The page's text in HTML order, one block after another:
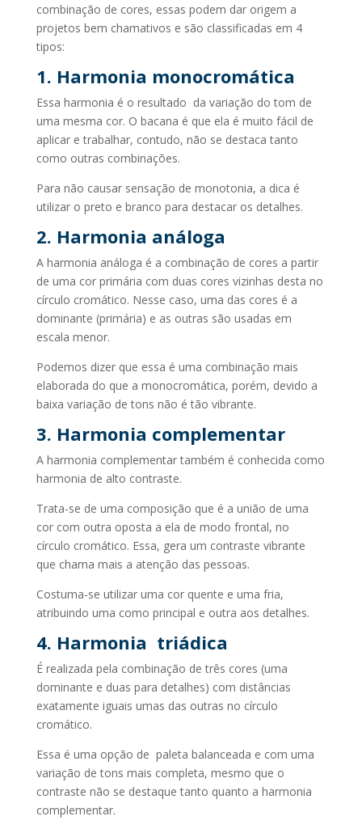
combinação de cores, essas podem dar origem a
projetos bem chamativos e são classificadas em 4
tipos:
1. Harmonia monocromática
Essa harmonia é o resultado da variação do tom de
uma mesma cor. O bacana é que ela é muito fácil de
aplicar e trabalhar, contudo, não se destaca tanto
como outras combinações.
Para não causar sensação de monotonia, a dica é
utilizar o preto e branco para destacar os detalhes.
2. Harmonia análoga
A harmonia análoga é a combinação de cores a partir
de uma cor primária com duas cores vizinhas desta no
círculo cromático. Nesse caso, uma das cores é a
dominante (primária) e as outras são usadas em
escala menor.
Podemos dizer que essa é uma combinação mais
elaborada do que a monocromática, porém, devido a
baixa variação de tons não é tão vibrante.
3. Harmonia complementar
A harmonia complementar também é conhecida como
harmonia de alto contraste.
Trata-se de uma composição que é a união de uma
cor com outra oposta a ela de modo frontal, no
círculo cromático. Essa, gera um contraste vibrante
que chama mais a atenção das pessoas.
Costuma-se utilizar uma cor quente e uma fria,
atribuindo uma como principal e outra aos detalhes.
4. Harmonia triádica
É realizada pela combinação de três cores (uma
dominante e duas para detalhes) com distâncias
exatamente iguais umas das outras no círculo
cromático.
Essa é uma opção de paleta balanceada e com uma
variação de tons mais completa, mesmo que o
contraste não se destaque tanto quanto a harmonia
complementar.